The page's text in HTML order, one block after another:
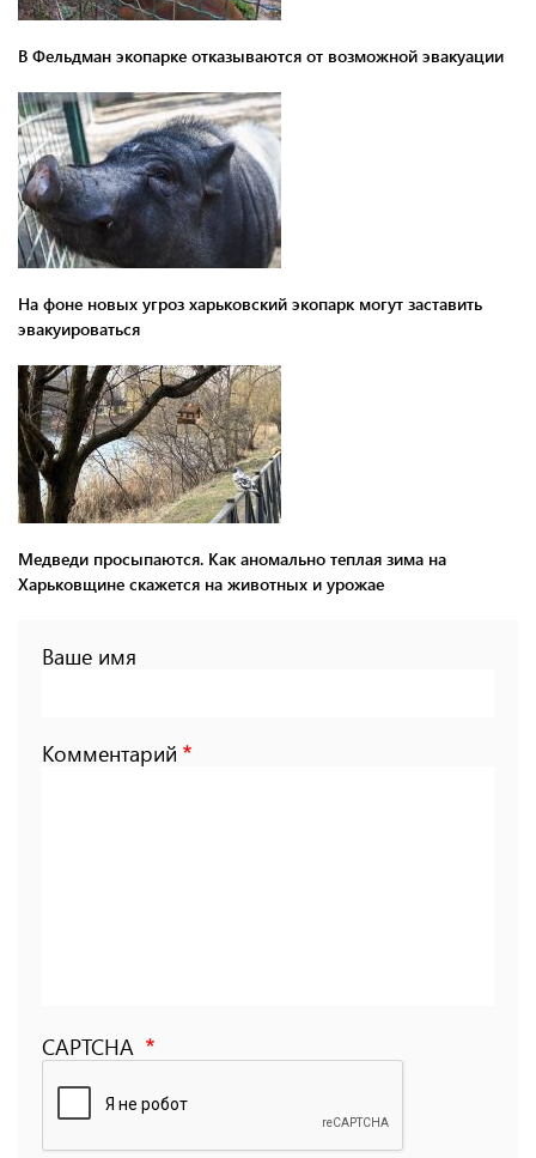
В Фельдман экопарке отказываются от возможной эвакуации
На фоне новых угроз харьковский экопарк могут заставить
эвакуироваться
Медведи просыпаются. Как аномально теплая зима на
Харьковщине скажется на животных и урожае
Ваше имя
Комментарий
CAPTCHA